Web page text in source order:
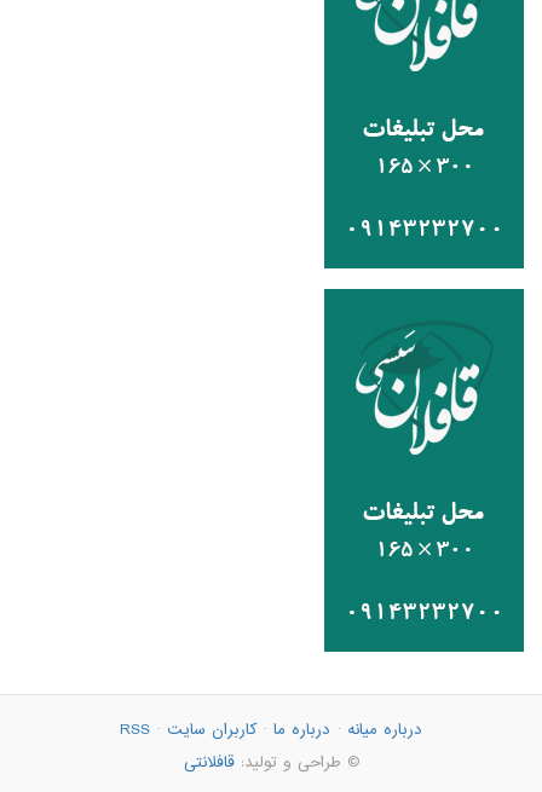
درباره میانه · درباره ما ·کاربران سایت ·
RSS
© طراحی و تولید:قافلانتی